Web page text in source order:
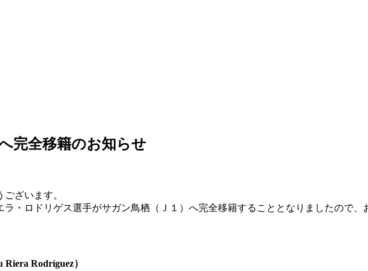
完全移籍のお知らせ
ざいます。
・ロドリゲス選手がサガン鳥栖（Ｊ１）へ完全移籍することとなりましたので、
Rodríguez）